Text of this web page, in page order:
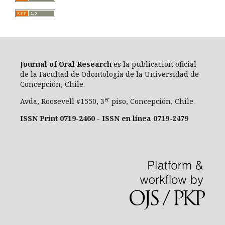
Journal of Oral Research es la publicacion oficial
de la Facultad de Odontología de la Universidad de
Concepción, Chile.
Avda, Roosevell #1550, 3er piso, Concepción, Chile.
ISSN Print 0719-2460 - ISSN en línea 0719-2479